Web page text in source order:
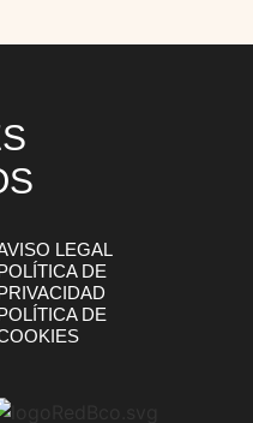
LEGAL
DE
DE